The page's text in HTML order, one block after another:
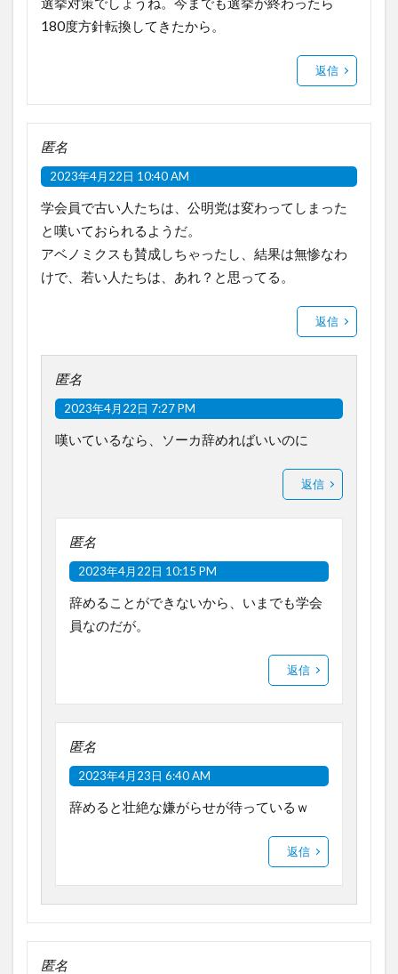
180度方針転換してきたから。
返信
匿名
2023年4月22日 10:40 AM
学会員で古い人たちは、公明党は変わってしまった
と嘆いておられるようだ。
アベノミクスも賛成しちゃったし、結果は無惨なわ
けで、若い人たちは、あれ？と思ってる。
返信
匿名
2023年4月22日 7:27 PM
嘆いているなら、ソーカ辞めればいいのに
返信
匿名
2023年4月22日 10:15 PM
辞めることができないから、いまでも学会
員なのだが。
返信
匿名
2023年4月23日 6:40 AM
辞めると壮絶な嫌がらせが待っているｗ
返信
匿名